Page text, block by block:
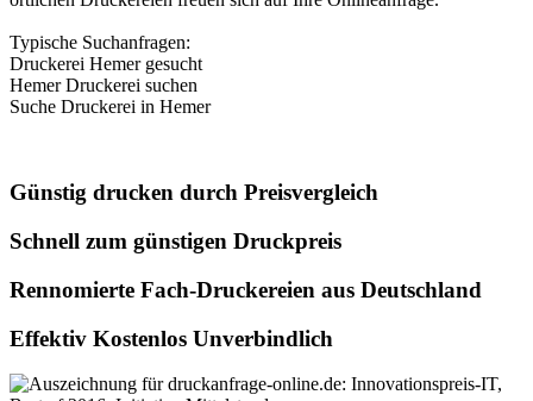
Typische Suchanfragen:
Druckerei Hemer gesucht
Hemer Druckerei suchen
Suche Druckerei in Hemer
Günstig drucken durch Preisvergleich
Schnell zum günstigen Druckpreis
Rennomierte Fach-Druckereien aus Deutschland
Effektiv Kostenlos Unverbindlich